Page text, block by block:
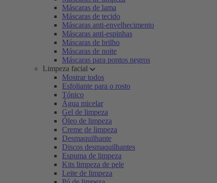
Máscaras de lama
Máscaras de tecido
Máscaras anti-envelhecimento
Máscaras anti-espinhas
Máscaras de brilho
Máscaras de noite
Máscaras para pontos negros
Limpeza facial
Mostrar todos
Esfoliante para o rosto
Tónico
Água micelar
Gel de limpeza
Óleo de limpeza
Creme de limpeza
Desmaquilhante
Discos desmaquilhantes
Espuma de limpeza
Kits limpeza de pele
Leite de limpeza